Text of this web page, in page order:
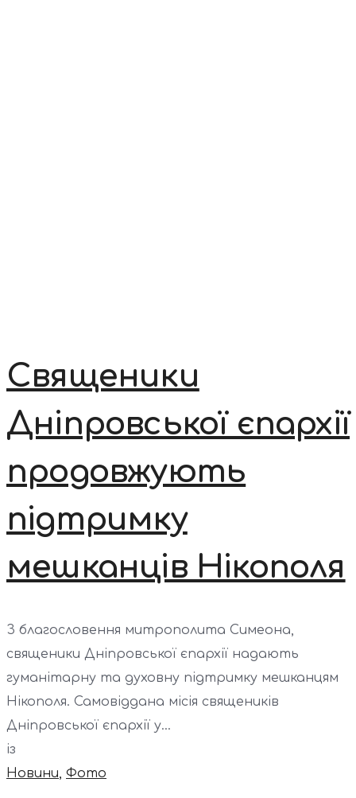
Священики
Дніпровської єпархії
продовжують
підтримку
мешканців Нікополя
З благословення митрополита Симеона,
священики Дніпровської єпархії надають
гуманітарну та духовну підтримку мешканцям
Нікополя. Самовіддана місія священиків
Дніпровської єпархії у...
із
Новини Фото